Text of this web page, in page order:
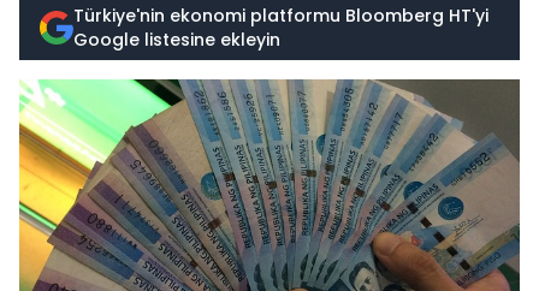
Türkiye'nin ekonomi platformu Bloomberg HT'yi
Google listesine ekleyin